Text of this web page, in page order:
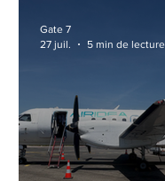
Gate 7
27 juil.
5 min de lecture